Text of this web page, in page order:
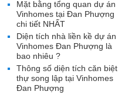
Mặt bằng tổng quan dự án
Vinhomes tại Đan Phượng
chi tiết NHẤT
Diện tích nhà liền kề dự án
Vinhomes Đan Phượng là
bao nhiêu ?
Thông số diện tích căn biệt
thự song lập tại Vinhomes
Đan Phượng